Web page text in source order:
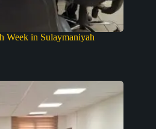
Week in Sulaymaniyah